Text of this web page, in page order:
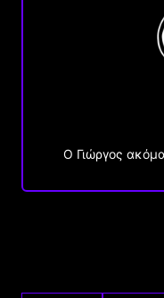
Ο Γιώργος